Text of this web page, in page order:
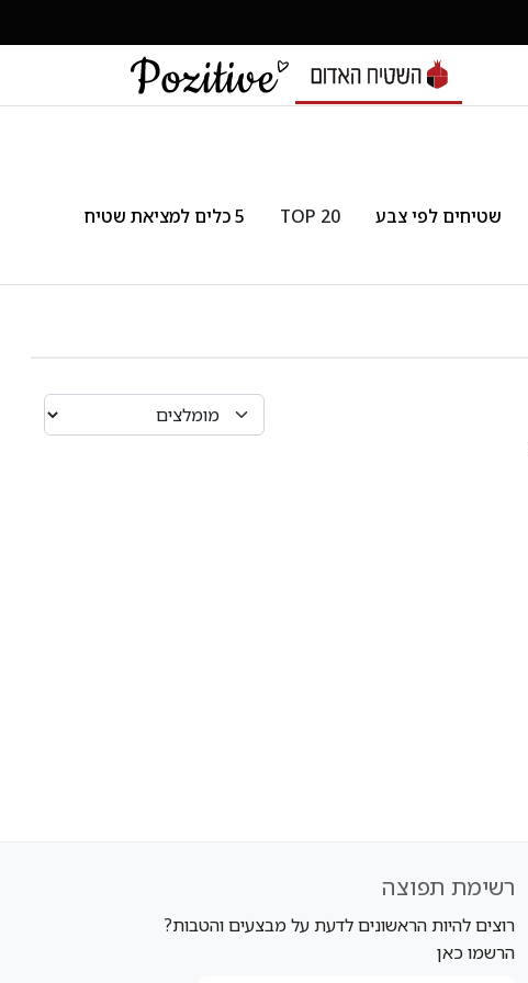
שטיחים לפי צבע TOP 20
5 כלים למציאת שטיח
רשימת תפוצה
רוצים להיות הראשונים לדעת על מבצעים והטבות?
הרשמו כאן